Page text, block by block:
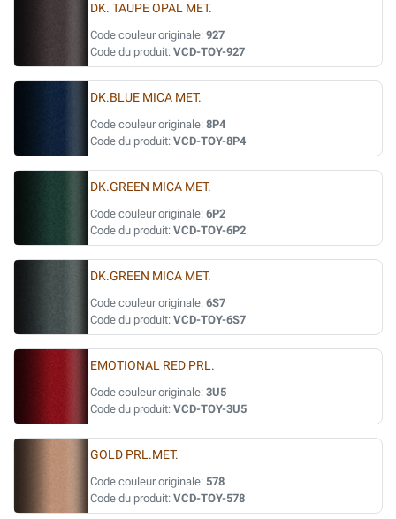
DK. TAUPE OPAL MET.
Code couleur originale: 927
Code du produit: VCD-TOY-927
DK.BLUE MICA MET.
Code couleur originale: 8P4
Code du produit: VCD-TOY-8P4
DK.GREEN MICA MET.
Code couleur originale: 6P2
Code du produit: VCD-TOY-6P2
DK.GREEN MICA MET.
Code couleur originale: 6S7
Code du produit: VCD-TOY-6S7
EMOTIONAL RED PRL.
Code couleur originale: 3U5
Code du produit: VCD-TOY-3U5
GOLD PRL.MET.
Code couleur originale: 578
Code du produit: VCD-TOY-578